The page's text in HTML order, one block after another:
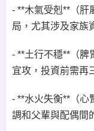
- **木氣受剋**（肝
局，尤其涉及家族
- **土行不穩**（脾
宜攻，投資前需再
- **水火失衡**（心
調和父輩與配偶間